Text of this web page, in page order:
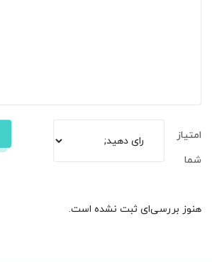
امتیاز
شما
هنوز بررسی‌ای ثبت نشده است.